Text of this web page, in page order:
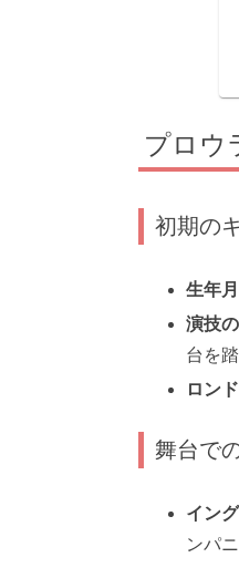
プロウ
初期の
生年月
演技
台を
ロン
舞台で
イン
ンパ